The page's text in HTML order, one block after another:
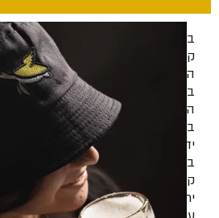
בירה
קראפט
היא
בירה
המיוצרת
בעבודת
יד
בכמויות
קטנות
יחסית,